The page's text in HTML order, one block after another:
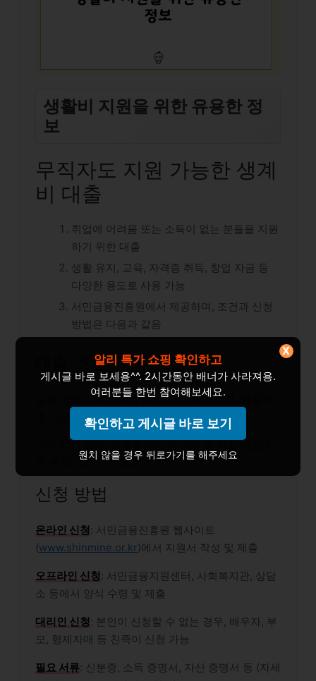
생활비 지원을 위한 유용한 정
보
무직자도 지원 가능한 생계
비 대출
취업에 어려움 또는 소득이 없는 분들을 지원
하기 위한 대출
생활 유지, 교육, 자격증 취득, 창업 자금 등
다양한 용도로 사용 가능
서민금융진흥원에서 제공하며, 조건과 신청
방법은 다음과 같음
대출 조건
실업 상태, 고용보험 수급자, 저소득 근로자, 생활보
호 수급자 중 하나에 해당하여야 함
나이 18세 이상, 경제활동인구, 소득 및 자산 상한 기
준 통과, 범죄기록 없음
신청 방법
온라인 신청: 서민금융진흥원 웹사이트
(www.shinmine.or.kr)에서 지원서 작성 및 제출
오프라인 신청: 서민금융지원센터, 사회복지관, 상담
소 등에서 양식 수령 및 제출
대리인 신청: 본인이 신청할 수 없는 경우, 배우자, 부
모, 형제자매 등 친족이 신청 가능
필요 서류: 신분증, 소득 증명서, 자산 증명서 등 (자세
알리 특가 쇼핑 확인하고
게시글 바로 보세용^^. 2시간동안 배너가 사라져용.
여러분들 한번 참여해보세요.
확인하고 게시글 바로 보기
원치 않을 경우 뒤로가기를 해주세요
X